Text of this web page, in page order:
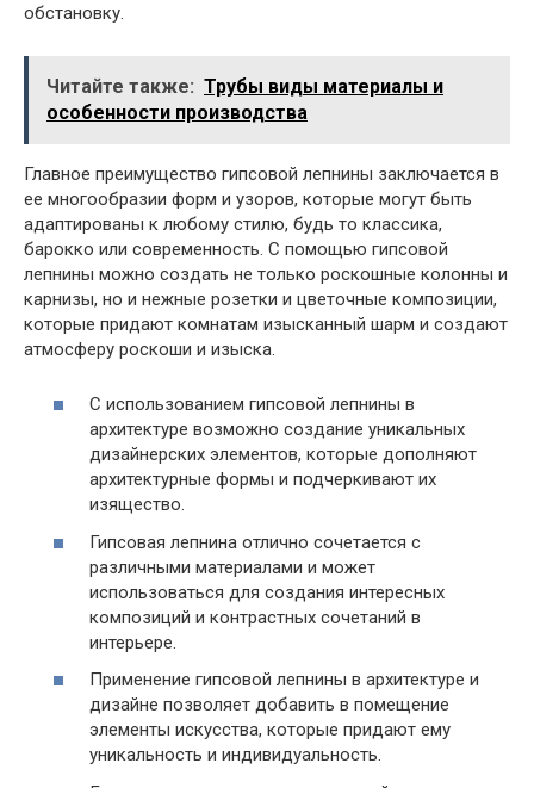
обстановку.
Читайте также: Трубы виды материалы и
особенности производства
Главное преимущество гипсовой лепнины заключается в
ее многообразии форм и узоров, которые могут быть
адаптированы к любому стилю, будь то классика,
барокко или современность. С помощью гипсовой
лепнины можно создать не только роскошные колонны и
карнизы, но и нежные розетки и цветочные композиции,
которые придают комнатам изысканный шарм и создают
атмосферу роскоши и изыска.
С использованием гипсовой лепнины в
архитектуре возможно создание уникальных
дизайнерских элементов, которые дополняют
архитектурные формы и подчеркивают их
изящество.
Гипсовая лепнина отлично сочетается с
различными материалами и может
использоваться для создания интересных
композиций и контрастных сочетаний в
интерьере.
Применение гипсовой лепнины в архитектуре и
дизайне позволяет добавить в помещение
элементы искусства, которые придают ему
уникальность и индивидуальность.